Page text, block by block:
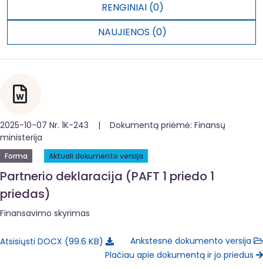
RENGINIAI (0)
NAUJIENOS (0)
2025-10-07 Nr. 1K-243 | Dokumentą priėmė: Finansų
ministerija
Forma Aktuali dokumento versija
Partnerio deklaracija (PAFT 1 priedo 1
priedas)
Finansavimo skyrimas
Atsisiųsti DOCX 99.6 KB
Ankstesnė dokumento versija
Plačiau apie dokumentą ir jo priedus